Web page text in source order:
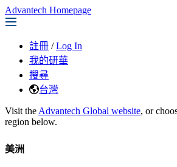
Advantech Homepage
註冊 / Log In
我的研華
搜尋
台灣
Visit the Advantech Global website, or
region below.
美洲